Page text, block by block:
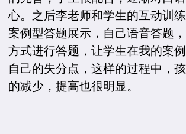
心。之后李老师和学生的互动训
案例型答题展示，自己语音答题
方式进行答题，让学生在我的案
自己的失分点，这样的过程中，
的减少，提高也很明显。